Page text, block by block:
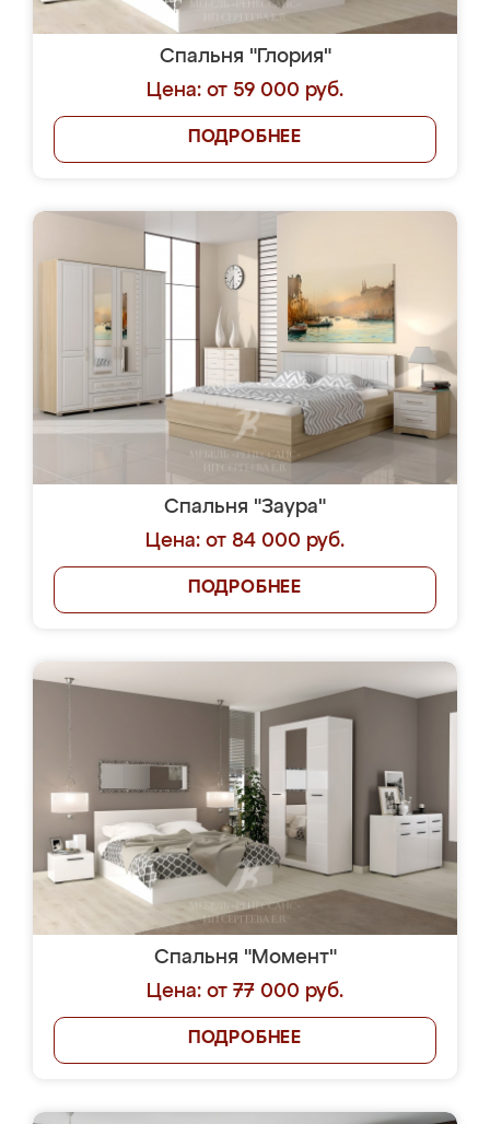
Спальня "Глория"
Цена: от 59 000 руб.
ПОДРОБНЕЕ
Спальня "Заура"
Цена: от 84 000 руб.
ПОДРОБНЕЕ
Спальня "Момент"
Цена: от 77 000 руб.
ПОДРОБНЕЕ